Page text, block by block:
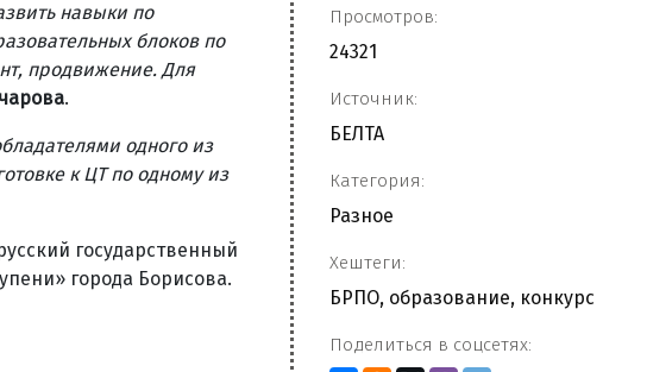
навыки по
блоков по
продвижение. Для
.
одного из
к ЦТ по одному из
государственный
города Борисова.
Просмотров:
24321
Источник:
БЕЛТА
Категория:
Разное
Хештеги:
БРПО, образование, конкурс
Поделиться в соцсетях: